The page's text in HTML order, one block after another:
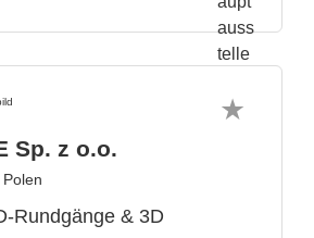
Sp. z o.o.
Polen
Rundgänge & 3D